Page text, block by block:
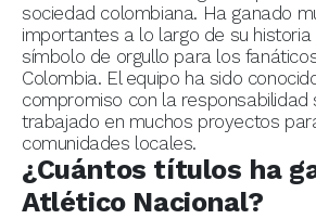
sociedad colombiana. Ha ganado
importantes a lo largo de su historia
símbolo de orgullo para los
Colombia. El equipo ha sido
compromiso con la responsabilidad
trabajado en muchos proyectos
comunidades locales.
¿Cuántos títulos ha
Atlético Nacional?